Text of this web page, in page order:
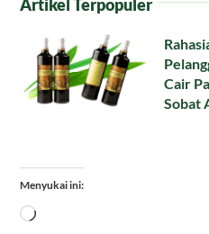
Artikel Terpopuler
Cair
Sobat
Menyukai ini:
Memuat...